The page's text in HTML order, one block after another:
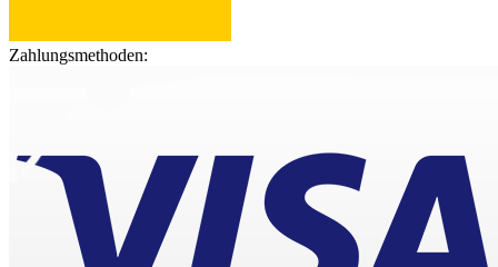
Zahlungsmethoden: